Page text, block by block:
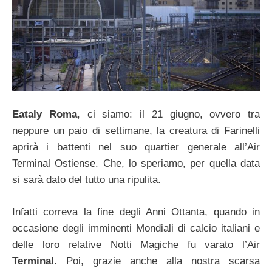
Eataly Roma, ci siamo: il 21 giugno, ovvero tra
neppure un paio di settimane, la creatura di Farinelli
aprirà i battenti nel suo quartier generale all’Air
Terminal Ostiense. Che, lo speriamo, per quella data
si sarà dato del tutto una ripulita.
Infatti correva la fine degli Anni Ottanta, quando in
occasione degli imminenti Mondiali di calcio italiani e
delle loro relative Notti Magiche fu varato l’Air
Terminal. Poi, grazie anche alla nostra scarsa